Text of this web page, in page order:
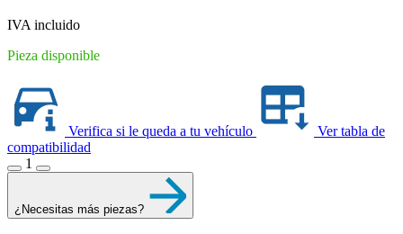
IVA incluido
Pieza disponible
Verifica si le queda a tu vehículo
Ver tabla de
compatibilidad
1
¿Necesitas más piezas?